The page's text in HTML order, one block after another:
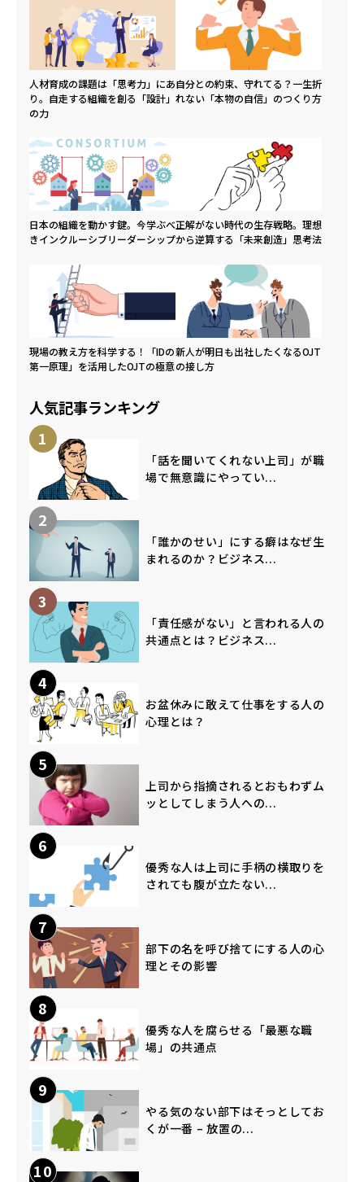
人材育成の課題は「思考力」にあ
り。自走する組織を創る「設計」
の力
自分との約束、守れてる？一生折
れない「本物の自信」のつくり方
日本の組織を動かす鍵。今学ぶべ
きインクルーシブリーダーシップ
正解がない時代の生存戦略。理想
から逆算する「未来創造」思考法
現場の教え方を科学する！「IDの
第一原理」を活用したOJTの極意
新人が明日も出社したくなるOJT
の接し方
人気記事ランキング
1
「話を聞いてくれない上司」が職
場で無意識にやってい...
2
「誰かのせい」にする癖はなぜ生
まれるのか？ビジネス...
3
「責任感がない」と言われる人の
共通点とは？ビジネス...
4
お盆休みに敢えて仕事をする人の
心理とは？
5
上司から指摘されるとおもわずム
ッとしてしまう人への...
6
優秀な人は上司に手柄の横取りを
されても腹が立たない...
7
部下の名を呼び捨てにする人の心
理とその影響
8
優秀な人を腐らせる「最悪な職
場」の共通点
9
やる気のない部下はそっとしてお
くが一番 – 放置の...
10